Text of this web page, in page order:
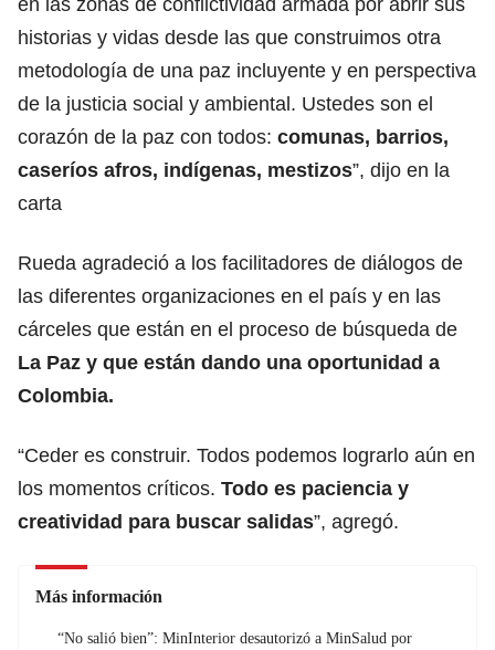
historias y vidas desde las que construimos otra
metodología de una paz incluyente y en perspectiva
de la justicia social y ambiental. Ustedes son el
corazón de la paz con todos: comunas, barrios,
caseríos afros, indígenas, mestizos”, dijo en la
carta
Rueda agradeció a los facilitadores de diálogos de
las diferentes organizaciones en el país y en las
cárceles que están en el proceso de búsqueda de
La Paz y que están dando una oportunidad a
Colombia.
“Ceder es construir. Todos podemos lograrlo aún en
los momentos críticos. Todo es paciencia y
creatividad para buscar salidas”, agregó.
Más información
“No salió bien”: MinInterior desautorizó a MinSalud por